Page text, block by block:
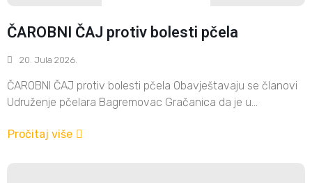
ČAROBNI ČAJ protiv bolesti pčela
20. Jula 2026.
ČAROBNI ČAJ protiv bolesti pčela Obavještavaju se članovi
Udruženje pčelara Bagremovac Gračanica da je u...
Pročitaj više